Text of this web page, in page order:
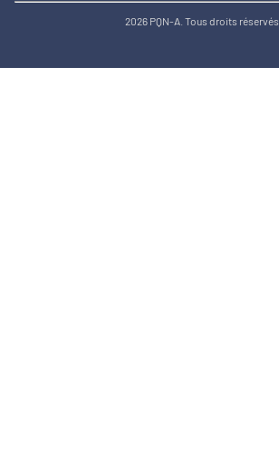
2026 PQN-A. Tous droits réservés.